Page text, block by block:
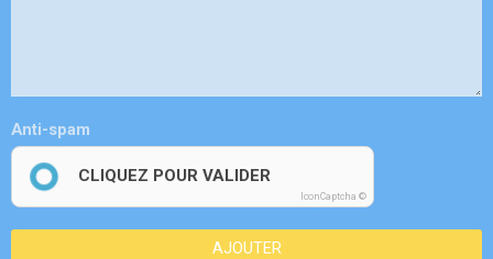
Anti-spam
CLIQUEZ POUR VALIDER
IconCaptcha ©
AJOUTER